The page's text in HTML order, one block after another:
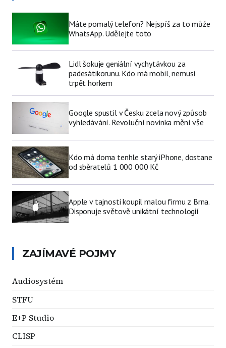
Máte pomalý telefon? Nejspíš za to může
WhatsApp. Udělejte toto
Lidl šokuje geniální vychytávkou za
padesátikorunu. Kdo má mobil, nemusí
trpět horkem
Google spustil v Česku zcela nový způsob
vyhledávání. Revoluční novinka mění vše
Kdo má doma tenhle starý iPhone, dostane
od sběratelů 1 000 000 Kč
Apple v tajnosti koupil malou firmu z Brna.
Disponuje světově unikátní technologií
ZAJÍMAVÉ POJMY
Audiosystém
STFU
E+P Studio
CLISP